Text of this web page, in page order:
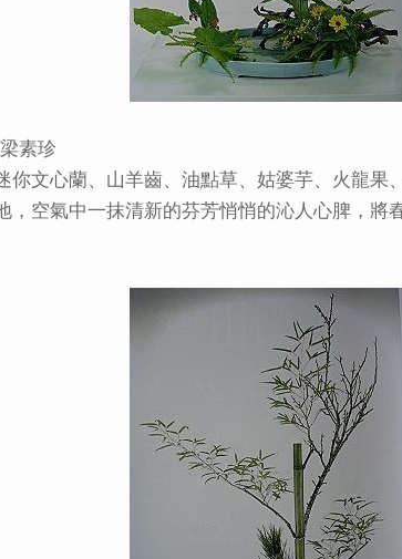
素珍
你文心蘭、山羊齒、油點草、姑婆芋、火龍果
，空氣中一抹清新的芬芳悄悄的沁人心脾，將